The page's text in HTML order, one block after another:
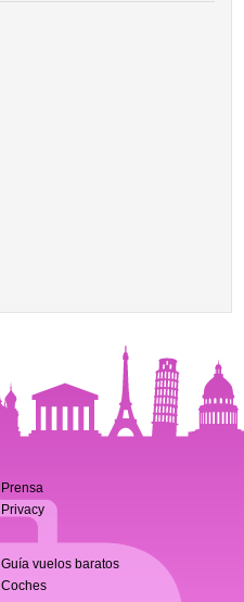
Prensa
Privacy
Guía vuelos baratos
Coches